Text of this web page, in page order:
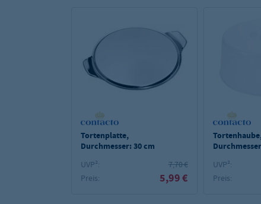
Tortenplatte,
Durchmesser: 30 cm
UVP²:
7,70 €
Preis:
5,99 €
UVP²:
Preis: